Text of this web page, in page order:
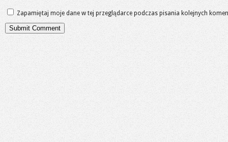
Zapamiętaj moje dane w tej przeglądarce podczas pisania kolejnych